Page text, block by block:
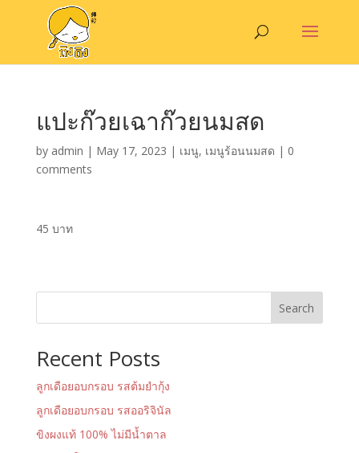
แปะก๊วยเฉาก๊วยนมสด
by admin | May 17, 2023 | เมนู, เมนูร้อนนมสด | 0
comments
45 บาท
Search
Recent Posts
ลูกเดือยอบกรอบ รสต้มยำกุ้ง
ลูกเดือยอบกรอบ รสออริจินัล
ขิงผงแท้ 100% ไม่มีน้ำตาล